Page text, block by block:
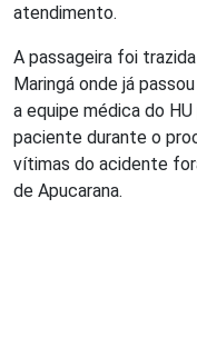
atendimento.
A passageira foi
Maringá onde já
a equipe médica do
paciente durante o
vítimas do acidente
de Apucarana.